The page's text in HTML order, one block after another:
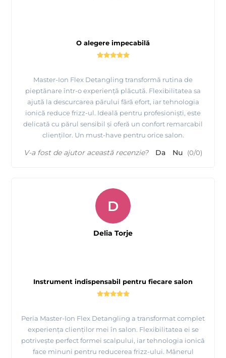
O alegere impecabilă
Master-Ion Flex Detangling transformă rutina de
pieptănare într-o experiență plăcută. Flexibilitatea sa
ajută la descurcarea părului fără efort, iar tehnologia
ionică reduce frizz-ul. Ideală pentru profesioniști, este
delicată cu părul sensibil și oferă un confort remarcabil
clienților. Un must-have pentru orice salon.
V-a fost de ajutor această recenzie? Da Nu (0/0)
Instrument indispensabil pentru fiecare salon
Peria Master-Ion Flex Detangling a transformat complet
experiența clienților mei în salon. Flexibilitatea ei se
potrivește perfect formei scalpului, iar tehnologia ionică
face minuni pentru reducerea frizz-ului. Mânerul
D
Delia Torje